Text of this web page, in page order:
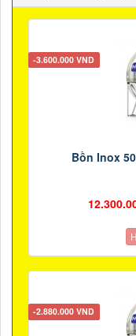
-3.600.000 VND
Bồn Inox
-2.880.000 VND